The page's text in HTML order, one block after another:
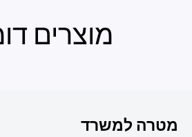
מוצרים
מטרה למשרד